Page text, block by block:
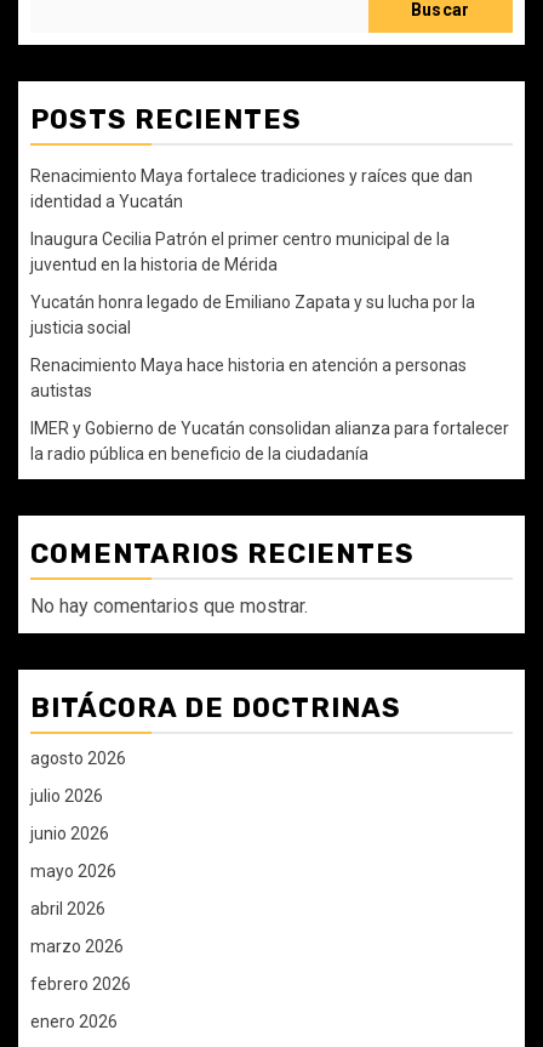
Buscar
POSTS RECIENTES
Renacimiento Maya fortalece tradiciones y raíces que dan
identidad a Yucatán
Inaugura Cecilia Patrón el primer centro municipal de la
juventud en la historia de Mérida
Yucatán honra legado de Emiliano Zapata y su lucha por la
justicia social
Renacimiento Maya hace historia en atención a personas
autistas
IMER y Gobierno de Yucatán consolidan alianza para fortalecer
la radio pública en beneficio de la ciudadanía
COMENTARIOS RECIENTES
No hay comentarios que mostrar.
BITÁCORA DE DOCTRINAS
agosto 2026
julio 2026
junio 2026
mayo 2026
abril 2026
marzo 2026
febrero 2026
enero 2026